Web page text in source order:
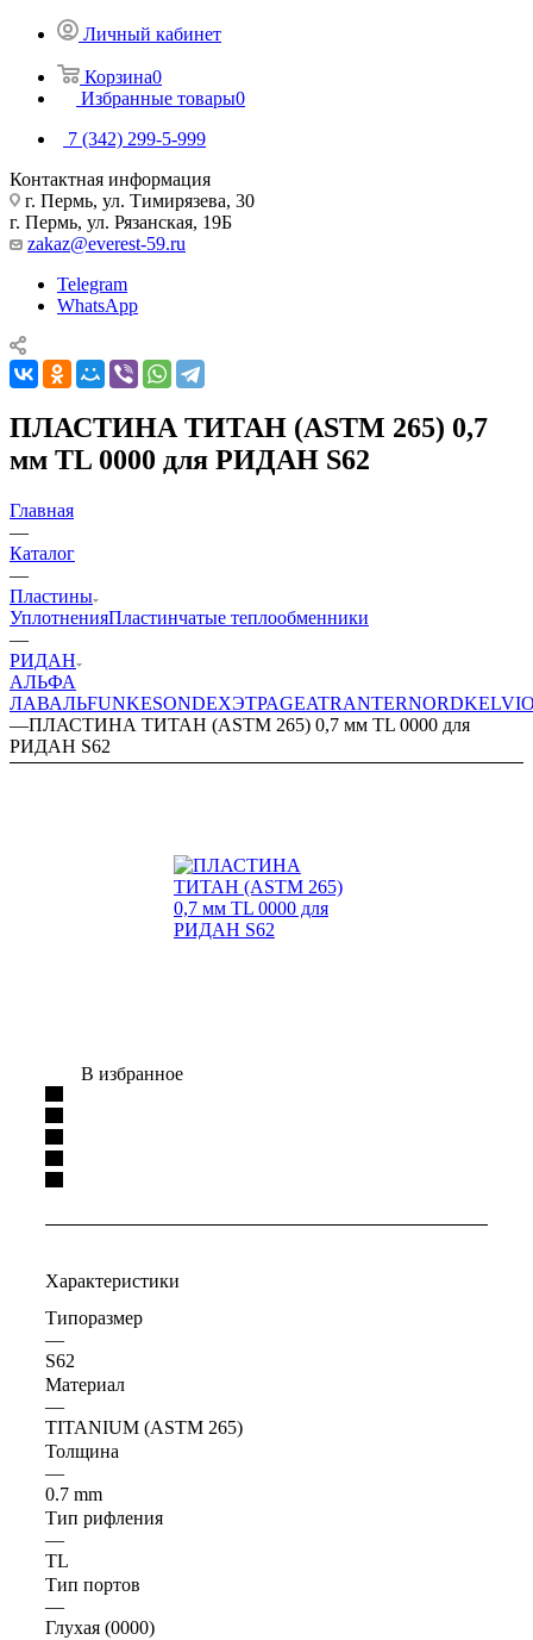
Личный кабинет
Корзина0
Избранные товары0
7 (342) 299-5-999
Контактная информация
г. Пермь, ул. Тимирязева, 30
г. Пермь, ул. Рязанская, 19Б
zakaz@everest-59.ru
Telegram
WhatsApp
ПЛАСТИНА ТИТАН (ASTM 265) 0,7
мм TL 0000 для РИДАН S62
Главная
—
Каталог
—
Пластины
УплотненияПластинчатые теплообменники
—
РИДАН
АЛЬФА
ЛАВАЛЬFUNKESONDEXЭТРАGEATRANTERNORD
—ПЛАСТИНА ТИТАН (ASTM 265) 0,7 мм TL 0000 для
РИДАН S62
В избранное
Характеристики
Типоразмер
—
S62
Материал
—
TITANIUM (ASTM 265)
Толщина
—
0.7 mm
Тип рифления
—
TL
Тип портов
—
Глухая (0000)